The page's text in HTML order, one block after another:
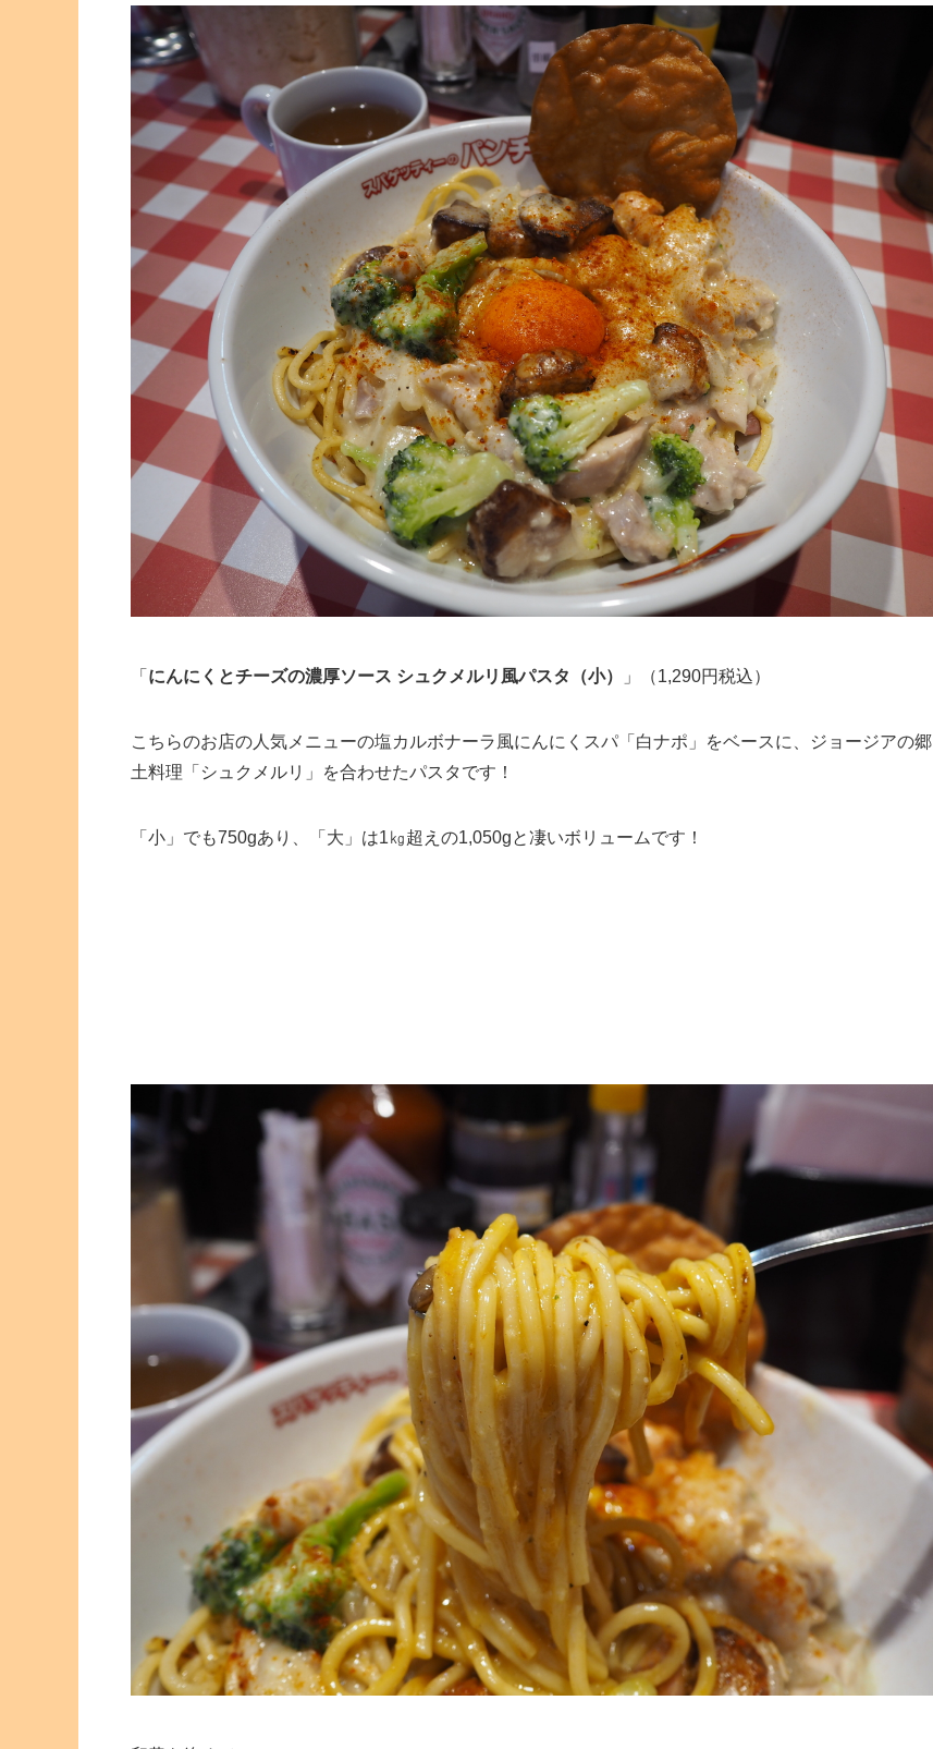
「 にんにくとチーズの濃厚ソース シュクメルリ風パスタ（小） 」（1,290円税込）
こちらのお店の人気メニューの塩カルボナーラ風にんにくスパ「白ナポ」をベースに、ジョージアの郷
土料理「シュクメルリ」を合わせたパスタです！
「小」でも750gあり、「大」は1㎏超えの1,050gと凄いボリュームです！